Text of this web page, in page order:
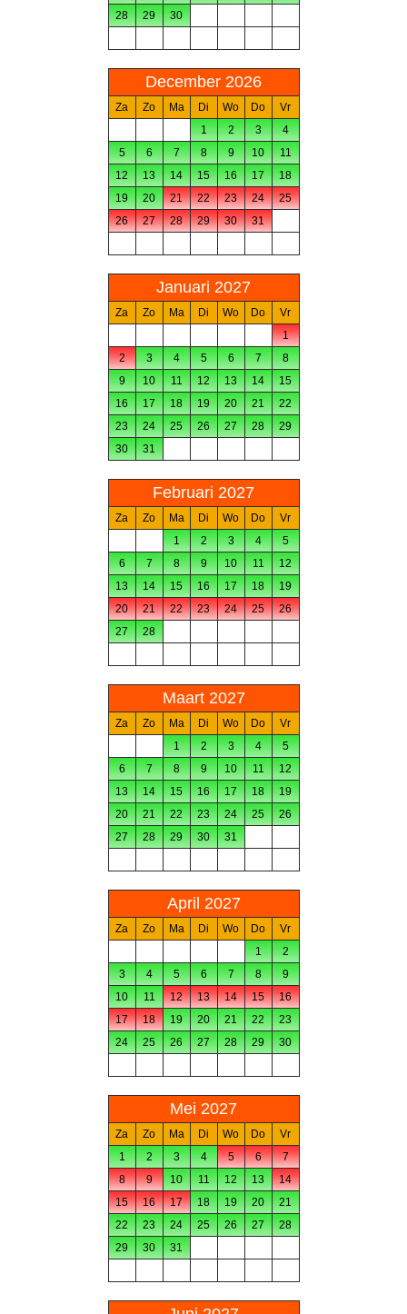
28
29 30
December 2026
Za Zo Ma Di Wo Do
Vr
1
2 3
4
5
6 7 8 9 10
11
12
13 14 15 16 17
18
19
20 21 22 23 24
25
26
27 28 29 30 31
Januari 2027
Za Zo Ma Di Wo Do
Vr
1
2
3 4 5 6 7
8
9
10 11 12 13 14
15
16
17 18 19 20 21
22
23
24 25 26 27 28
29
30
31
Februari 2027
Za Zo Ma Di Wo Do
Vr
1
2 3 4
5
6
7 8 9 10 11
12
13
14 15 16 17 18
19
20
21 22 23 24 25
26
27
28
Maart 2027
Za Zo Ma Di Wo Do
Vr
1
2 3 4
5
6
7 8 9 10 11
12
13
14 15 16 17 18
19
20
21 22 23 24 25
26
27
28 29 30 31
April 2027
Za Zo Ma Di Wo Do
Vr
1
2
3
4 5 6 7 8
9
10
11 12 13 14 15
16
17
18 19 20 21 22
23
24
25 26 27 28 29 30
Mei 2027
Za Zo Ma Di Wo Do
Vr
1
2 3 4 5 6
7
8
9 10 11 12 13
14
15
16 17 18 19 20
21
22
23 24 25 26 27
28
29
30 31